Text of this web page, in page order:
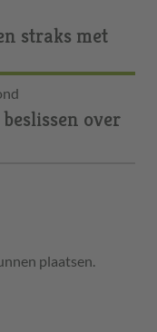
straks met
over
plaatsen.